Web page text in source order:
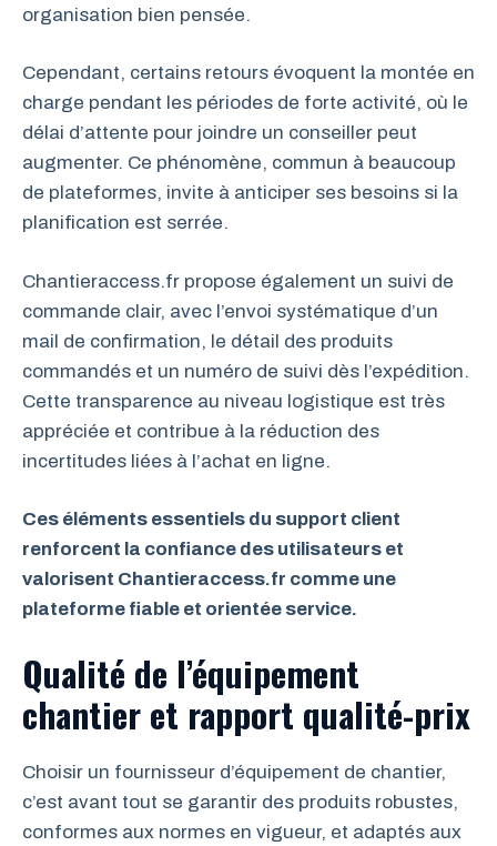
organisation bien pensée.
Cependant, certains retours évoquent la montée en
charge pendant les périodes de forte activité, où le
délai d’attente pour joindre un conseiller peut
augmenter. Ce phénomène, commun à beaucoup
de plateformes, invite à anticiper ses besoins si la
planification est serrée.
Chantieraccess.fr propose également un suivi de
commande clair, avec l’envoi systématique d’un
mail de confirmation, le détail des produits
commandés et un numéro de suivi dès l’expédition.
Cette transparence au niveau logistique est très
appréciée et contribue à la réduction des
incertitudes liées à l’achat en ligne.
Ces éléments essentiels du support client
renforcent la confiance des utilisateurs et
valorisent Chantieraccess.fr comme une
plateforme fiable et orientée service.
Qualité de l’équipement
chantier et rapport qualité-prix
Choisir un fournisseur d’équipement de chantier,
c’est avant tout se garantir des produits robustes,
conformes aux normes en vigueur, et adaptés aux